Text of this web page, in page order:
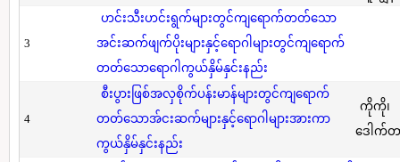
3
ဟင်းသီးဟင်းရွက်များတွင်ကျရောက်တတ်သော
အင်းဆက်ဖျက်ပိုးများနှင့်ရောဂါများတွင်ကျရောက်
တတ်သောရောဂါကွယ်နှိမ်နှင်းနည်း
4
စီးပွားဖြစ်အလှစိုက်ပန်းမာန်များတွင်ကျရောက်
တတ်သောအ်ငးဆက်များနှင့်ရောဂါများအားကာ
ကွယ်နှိမ်နှင်းနည်း
ကိုကို၊
ဒေါက်တ